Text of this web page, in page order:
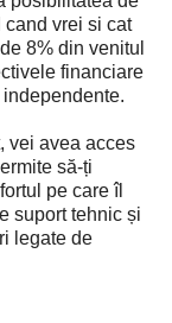
vrei si cat
8% din venitul
financiare
vei avea acces
să-ți
pe care îl
suport tehnic și
legate de